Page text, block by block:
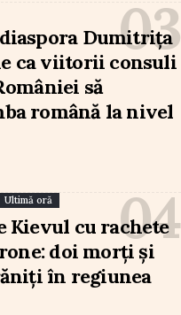
Dumitrița
ca viitorii consuli
să
română la nivel
Ultimă oră
Kievul cu rachete
doi morți și
în regiunea